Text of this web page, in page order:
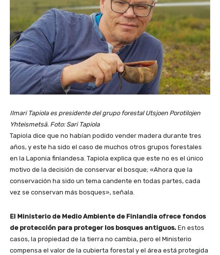
Ilmari Tapiola es presidente del grupo forestal Utsjoen Porotilojen
Yhteismetsä. Foto: Sari Tapiola
Tapiola dice que no habían podido vender madera durante tres
años, y este ha sido el caso de muchos otros grupos forestales
en la Laponia finlandesa. Tapiola explica que este no es el único
motivo de la decisión de conservar el bosque; «Ahora que la
conservación ha sido un tema candente en todas partes, cada
vez se conservan más bosques», señala.
El Ministerio de Medio Ambiente de Finlandia ofrece fondos
de protección para proteger los bosques antiguos. En estos
casos, la propiedad de la tierra no cambia, pero el Ministerio
compensa el valor de la cubierta forestal y el área está protegida